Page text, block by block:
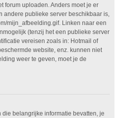
forum uploaden. Anders moet je er
publieke server beschikbaar is,
mijn_afbeelding.gif. Linken naar een
(tenzij het een publieke server
vereisen zoals in: Hotmail of
website, enz. kunnen niet
weer te geven, moet je de
belangrijke informatie bevatten, je